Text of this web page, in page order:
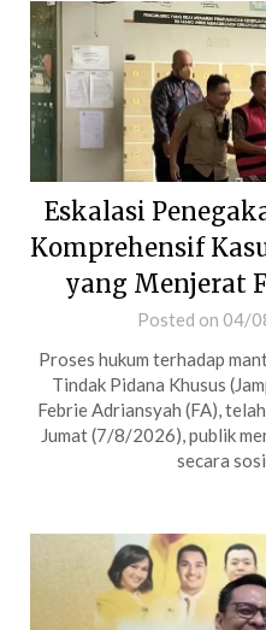
Eskalasi
Komprehensif
yang Menjerat
Posted on 04/
Proses hukum terhadap
Tindak Pidana Khusus
Febrie Adriansyah (FA),
Jumat (7/8/2026), publik
secara